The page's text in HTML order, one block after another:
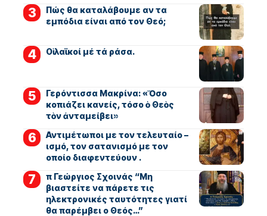
Πώς θα καταλάβουμε αν τα
εμπόδια είναι από τον Θεό;
Οἱ λαϊκοί μέ τά ράσα.
Γερόντισσα Μακρίνα: «Ὅσο
κοπιάζει κανείς, τόσο ὁ Θεὸς
τὸν ἀνταμείβει»
Αντιμέτωποι με τον τελευταίο –
ισμό, τον σατανισμό με τον
οποίο διαφεντεύουν .
π Γεώργιος Σχοινάς “Μη
βιαστείτε να πάρετε τις
ηλεκτρονικές ταυτότητες γιατί
θα παρέμβει ο Θεός…”